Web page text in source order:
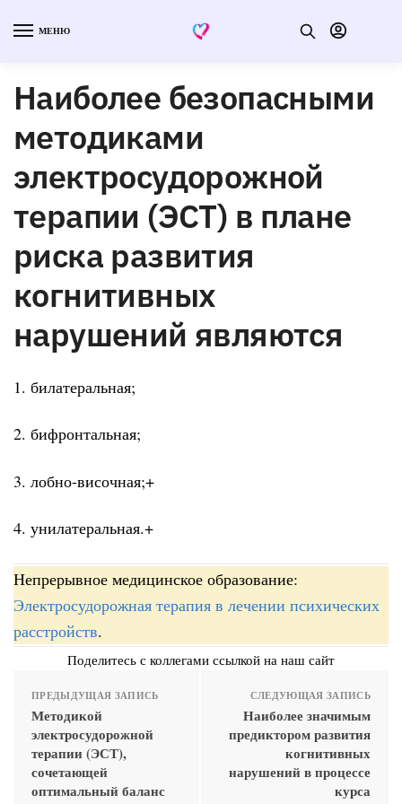
МЕНЮ
Наиболее безопасными
методиками
электросудорожной
терапии (ЭСТ) в плане
риска развития
когнитивных
нарушений являются
1. билатеральная;
2. бифронтальная;
3. лобно-височная;+
4. унилатеральная.+
Непрерывное медицинское образование:
Электросудорожная терапия в лечении психических
расстройств.
Поделитесь с коллегами ссылкой на наш сайт
ПРЕДЫДУЩАЯ ЗАПИСЬ
Методикой
электросудорожной
терапии (ЭСТ),
сочетающей
оптимальный баланс
СЛЕДУЮЩАЯ ЗАПИСЬ
Наиболее значимым
предиктором развития
когнитивных
нарушений в процессе
курса